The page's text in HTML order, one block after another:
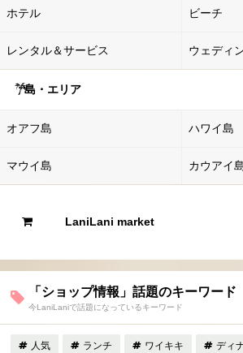
ホテル ビーチ
レンタル＆サービス ウェディ
島・エリア
オアフ島 ハワイ島
マウイ島 カウアイ
LaniLani market
「ショップ情報」話題のキーワード
今LaniLaniで話題になっているキーワード
人気 ランチ ワイキキ ディ